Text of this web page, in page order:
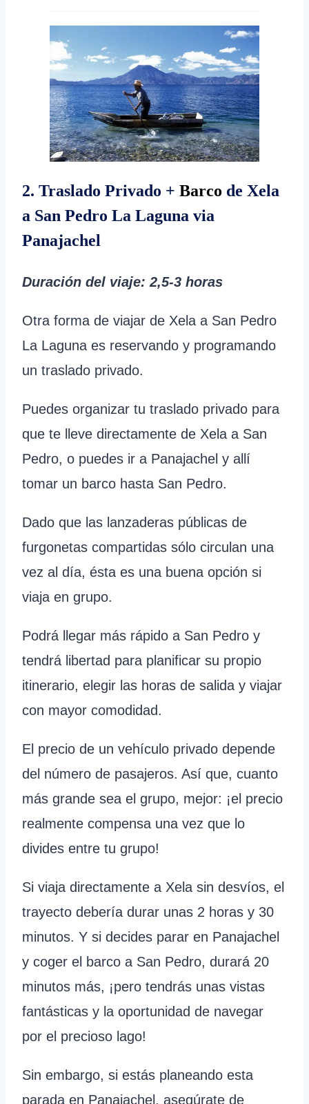
2. Traslado Privado + Barco de Xela
a San Pedro La Laguna via
Panajachel
Duración del viaje: 2,5-3 horas
Otra forma de viajar de Xela a San Pedro
La Laguna es reservando y programando
un traslado privado.
Puedes organizar tu traslado privado para
que te lleve directamente de Xela a San
Pedro, o puedes ir a Panajachel y allí
tomar un barco hasta San Pedro.
Dado que las lanzaderas públicas de
furgonetas compartidas sólo circulan una
vez al día, ésta es una buena opción si
viaja en grupo.
Podrá llegar más rápido a San Pedro y
tendrá libertad para planificar su propio
itinerario, elegir las horas de salida y viajar
con mayor comodidad.
El precio de un vehículo privado depende
del número de pasajeros. Así que, cuanto
más grande sea el grupo, mejor: ¡el precio
realmente compensa una vez que lo
divides entre tu grupo!
Si viaja directamente a Xela sin desvíos, el
trayecto debería durar unas 2 horas y 30
minutos. Y si decides parar en Panajachel
y coger el barco a San Pedro, durará 20
minutos más, ¡pero tendrás unas vistas
fantásticas y la oportunidad de navegar
por el precioso lago!
Sin embargo, si estás planeando esta
parada en Panajachel, asegúrate de